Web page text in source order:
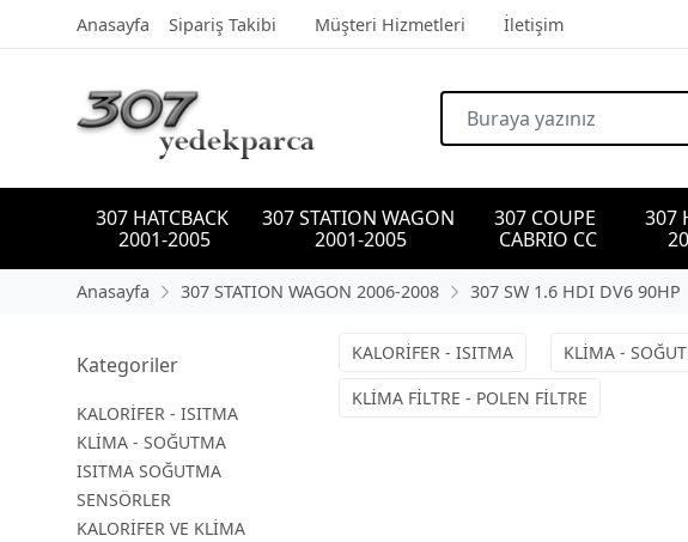
Anasayfa Sipariş Takibi Müşteri Hizmetleri İletişim
307 HATCBACK
2001-2005
307 STATION WAGON
2001-2005
307 COUPE
CABRIO CC
307
Anasayfa 307 STATION WAGON 2006-2008 307 SW 1.6 HDI DV6 90HP
Kategoriler
KALORİFER - ISITMA
KLİMA - SOĞUTMA
ISITMA SOĞUTMA
SENSÖRLER
KALORİFER VE KLİMA
KALORİFER - ISITMA KLİMA -
KLİMA FİLTRE - POLEN FİLTRE